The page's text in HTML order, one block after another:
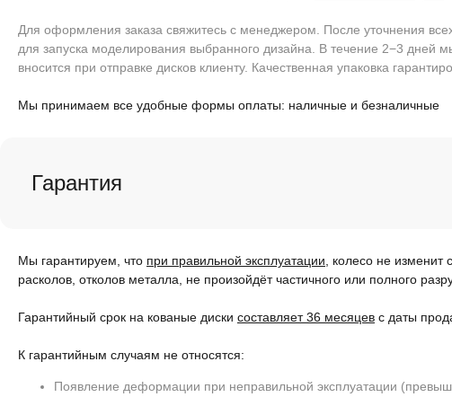
Для оформления заказа свяжитесь с менеджером. После уточнения
для запуска моделирования выбранного дизайна. В течение 2−3 дней
вносится при отправке дисков клиенту. Качественная упаковка
Мы принимаем все удобные формы оплаты: наличные и безналичные
Гарантия
Мы гарантируем, что при правильной эксплуатации , колесо не
расколов, отколов металла, не произойдёт частичного или полного
Гарантийный срок на кованые диски составляет 36 месяцев с даты
К гарантийным случаям не относятся:
Появление деформации при неправильной эксплуатации